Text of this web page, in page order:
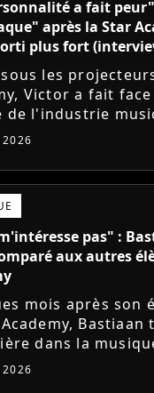
a fait
après la Star
plus fort
sous les
Victor a fait
de l'industrie
l'émission. Face à
frileuses,...
pas" :
aux autres
mois après son
Bastiaan
dans la
a récemment
single....